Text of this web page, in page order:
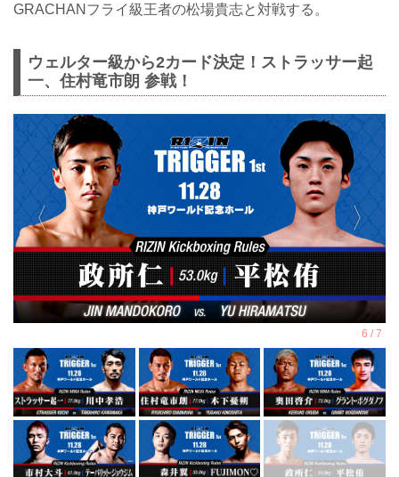
GRACHANフライ級王者の松場貴志と対戦する。
ウェルター級から2カード決定！ストラッサー起
一、住村竜市朗 参戦！